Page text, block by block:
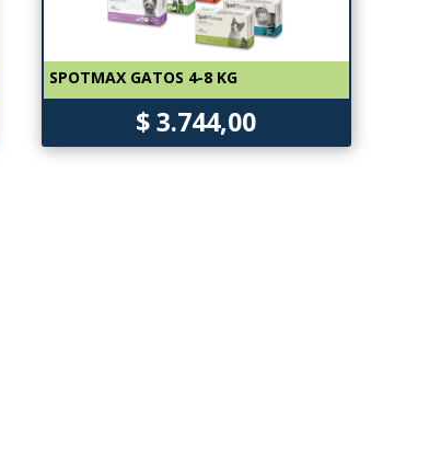
SPOTMAX GATOS 4-8 KG
$ 3.744,00